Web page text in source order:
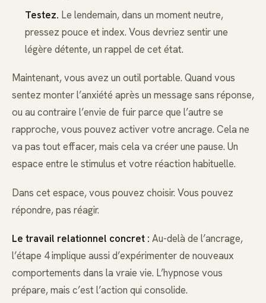
Testez. Le lendemain, dans un moment neutre,
pressez pouce et index. Vous devriez sentir une
légère détente, un rappel de cet état.
Maintenant, vous avez un outil portable. Quand vous
sentez monter l’anxiété après un message sans réponse,
ou au contraire l’envie de fuir parce que l’autre se
rapproche, vous pouvez activer votre ancrage. Cela ne
va pas tout effacer, mais cela va créer une pause. Un
espace entre le stimulus et votre réaction habituelle.
Dans cet espace, vous pouvez choisir. Vous pouvez
répondre, pas réagir.
Le travail relationnel concret : Au-delà de l’ancrage,
l’étape 4 implique aussi d’expérimenter de nouveaux
comportements dans la vraie vie. L’hypnose vous
prépare, mais c’est l’action qui consolide.